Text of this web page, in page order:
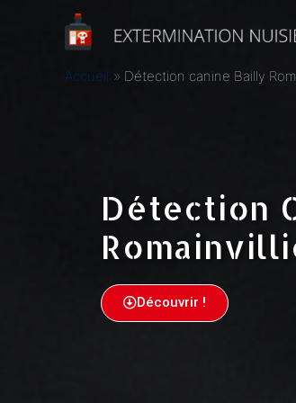
Accueil Détection canine Bailly
Détection
Découvrir !